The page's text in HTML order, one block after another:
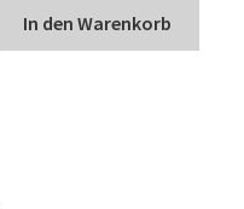
In den Warenkorb